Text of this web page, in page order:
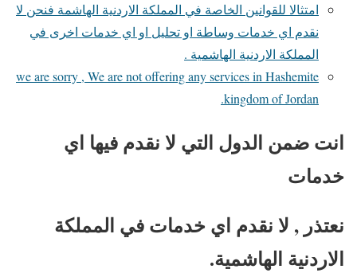
امتثالا للقوانين الخاصة في المملكة الاردنية الهاشمة فنحن لا
نقدم اي خدمات وساطة او تحليل او اي خدمات اخرى في
المملكة الاردنية الهاشمية .
we are sorry , We are not offering any services in Hashemite
kingdom of Jordan.
انت ضمن الدول التي لا نقدم فيها اي
خدمات
نعتذر , لا نقدم اي خدمات في المملكة
الاردنية الهاشمية.